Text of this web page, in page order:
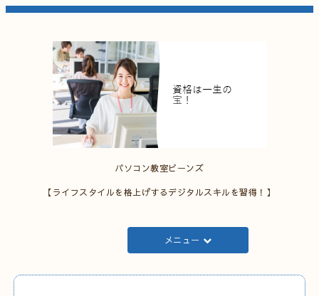
パソコン教室ビーンズ
【ライフスタイルを格上げするデジタルスキルを習得！】
メニュー